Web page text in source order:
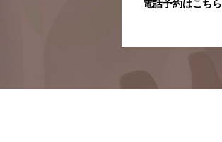
電話予約はこちら